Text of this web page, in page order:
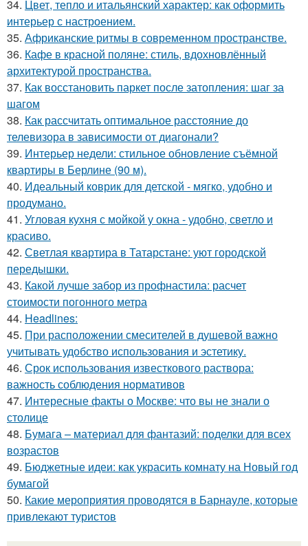
34. Цвет, тепло и итальянский характер: как оформить
интерьер с настроением.
35. Африканские ритмы в современном пространстве.
36. Кафе в красной поляне: стиль, вдохновлённый
архитектурой пространства.
37. Как восстановить паркет после затопления: шаг за
шагом
38. Как рассчитать оптимальное расстояние до
телевизора в зависимости от диагонали?
39. Интерьер недели: стильное обновление съёмной
квартиры в Берлине (90 м).
40. Идеальный коврик для детской - мягко, удобно и
продумано.
41. Угловая кухня с мойкой у окна - удобно, светло и
красиво.
42. Светлая квартира в Татарстане: уют городской
передышки.
43. Какой лучше забор из профнастила: расчет
стоимости погонного метра
44. Headlines:
45. При расположении смесителей в душевой важно
учитывать удобство использования и эстетику.
46. Срок использования известкового раствора:
важность соблюдения нормативов
47. Интересные факты о Москве: что вы не знали о
столице
48. Бумага – материал для фантазий: поделки для всех
возрастов
49. Бюджетные идеи: как украсить комнату на Новый год
бумагой
50. Какие мероприятия проводятся в Барнауле, которые
привлекают туристов